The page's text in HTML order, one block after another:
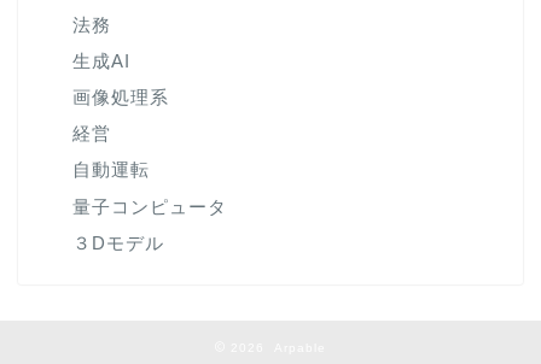
法務
生成AI
画像処理系
経営
自動運転
量子コンピュータ
３Dモデル